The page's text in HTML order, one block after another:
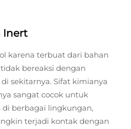
Inert
karena terbuat dari bahan
bereaksi dengan
sekitarnya. Sifat kimianya
sangat cocok untuk
di berbagai lingkungan,
terjadi kontak dengan